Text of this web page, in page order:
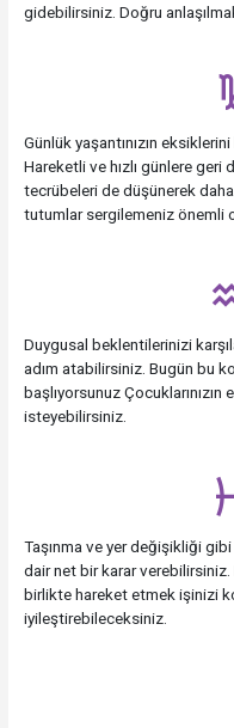
gidebilirsiniz. Doğru
Günlük yaşantınızın
Hareketli ve hızlı günlere
tecrübeleri de düşünerek
tutumlar sergilemeniz önemli
Duygusal beklentilerinizi
adım atabilirsiniz. Bugün bu
başlıyorsunuz
isteyebilirsiniz.
Taşınma ve yer değişikliği
dair net bir karar verebilirsiniz.
birlikte hareket etmek işinizi
iyileştirebileceksiniz.